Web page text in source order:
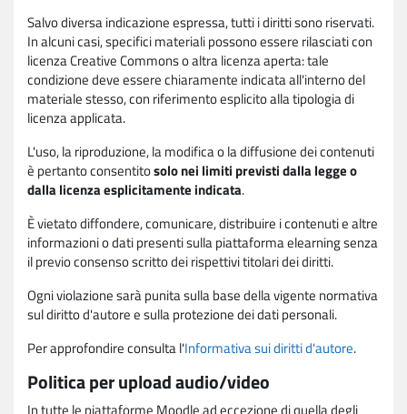
Salvo diversa indicazione espressa, tutti i diritti sono riservati.
In alcuni casi, specifici materiali possono essere rilasciati con
licenza Creative Commons o altra licenza aperta: tale
condizione deve essere chiaramente indicata all'interno del
materiale stesso, con riferimento esplicito alla tipologia di
licenza applicata.
L'uso, la riproduzione, la modifica o la diffusione dei contenuti
è pertanto consentitosolo nei limiti previsti dalla legge o
dalla licenza esplicitamente indicata.
È vietato diffondere, comunicare, distribuire i contenuti e altre
informazioni o dati presenti sulla piattaforma elearning senza
il previo consenso scritto dei rispettivi titolari dei diritti.
Ogni violazione sarà punita sulla base della vigente normativa
sul diritto d'autore e sulla protezione dei dati personali.
Per approfondire consulta l'Informativa sui diritti d'autore.
Politica per upload audio/video
In tutte le piattaforme Moodle ad eccezione di quella degli